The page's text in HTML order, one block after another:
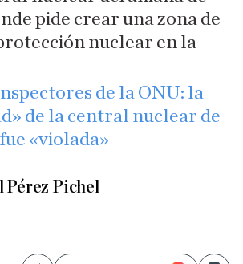
pide crear una zona de
nuclear en la
de la ONU: la
de la central nuclear de
«violada»
Pérez Pichel